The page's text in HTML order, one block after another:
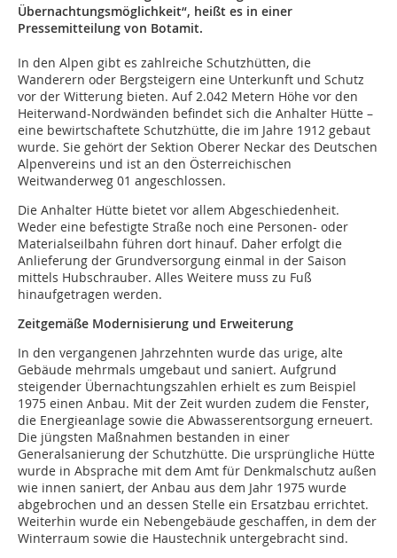
Übernachtungsmöglichkeit“, heißt es in einer
Pressemitteilung von Botamit.
In den Alpen gibt es zahlreiche Schutzhütten, die
Wanderern oder Bergsteigern eine Unterkunft und Schutz
vor der Witterung bieten. Auf 2.042 Metern Höhe vor den
Heiterwand-Nordwänden befindet sich die Anhalter Hütte –
eine bewirtschaftete Schutzhütte, die im Jahre 1912 gebaut
wurde. Sie gehört der Sektion Oberer Neckar des Deutschen
Alpenvereins und ist an den Österreichischen
Weitwanderweg 01 angeschlossen.
Die Anhalter Hütte bietet vor allem Abgeschiedenheit.
Weder eine befestigte Straße noch eine Personen- oder
Materialseilbahn führen dort hinauf. Daher erfolgt die
Anlieferung der Grundversorgung einmal in der Saison
mittels Hubschrauber. Alles Weitere muss zu Fuß
hinaufgetragen werden.
Zeitgemäße Modernisierung und Erweiterung
In den vergangenen Jahrzehnten wurde das urige, alte
Gebäude mehrmals umgebaut und saniert. Aufgrund
steigender Übernachtungszahlen erhielt es zum Beispiel
1975 einen Anbau. Mit der Zeit wurden zudem die Fenster,
die Energieanlage sowie die Abwasserentsorgung erneuert.
Die jüngsten Maßnahmen bestanden in einer
Generalsanierung der Schutzhütte. Die ursprüngliche Hütte
wurde in Absprache mit dem Amt für Denkmalschutz außen
wie innen saniert, der Anbau aus dem Jahr 1975 wurde
abgebrochen und an dessen Stelle ein Ersatzbau errichtet.
Weiterhin wurde ein Nebengebäude geschaffen, in dem der
Winterraum sowie die Haustechnik untergebracht sind.